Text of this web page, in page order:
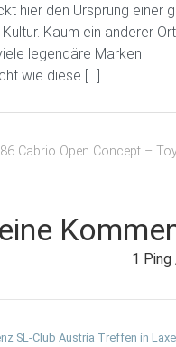
hier den Ursprung einer
Kaum ein anderer
legendäre Marken
wie diese […]
Cabrio Open Concept –
1
SL-Club Austria Treffen in